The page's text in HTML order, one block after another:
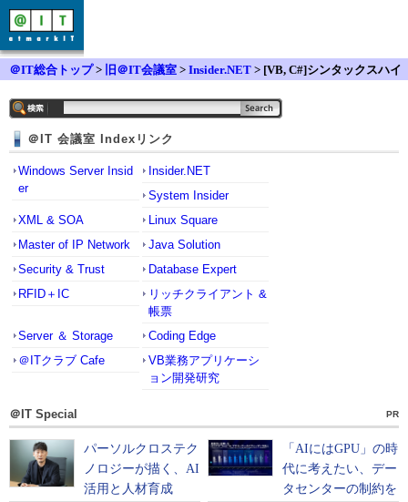
＠IT総合トップ> 旧＠IT会議室 > Insider.NET > [VB, C#]シンタックスハイ
＠IT 会議室 Indexリンク
Windows Server Insid
er
Insider.NET
System Insider
XML & SOA
Linux Square
Master of IP Network
Java Solution
Security & Trust
Database Expert
RFID＋IC
リッチクライアント &
帳票
Server ＆ Storage
Coding Edge
＠ITクラブ Cafe
VB業務アプリケーシ
ョン開発研究
＠IT Special PR